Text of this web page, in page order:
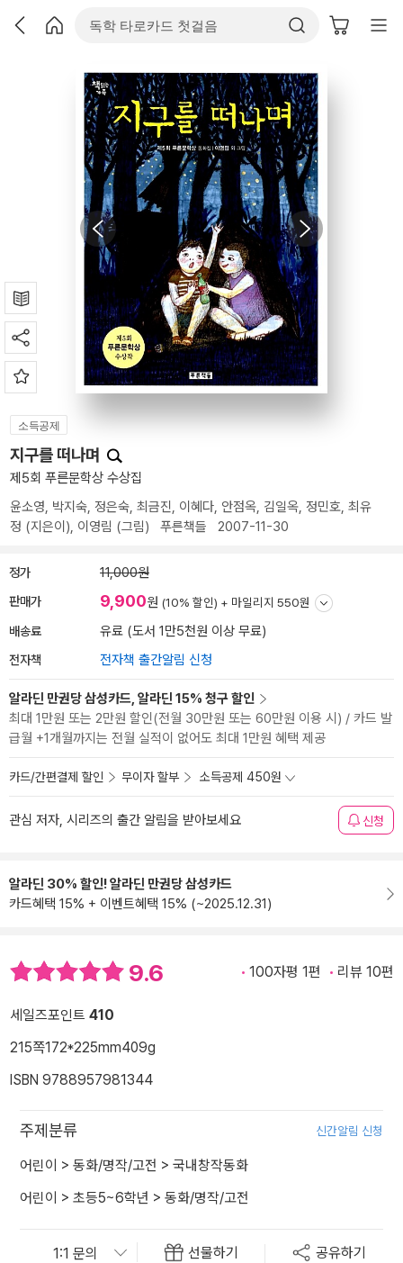
소득공제
지구를 떠나며
제5회 푸른문학상 수상집
윤소영, 박지숙, 정은숙, 최금진, 이혜다, 안점옥, 김일옥, 정민호, 최유
정 (지은이), 이영림 (그림) 푸른책들 2007-11-30
정가 11,000원
판매가 9,900원 (10% 할인) + 마일리지 550원
배송료 유료 (도서 1만5천원 이상 무료)
전자책 전자책 출간알림 신청
알라딘 만권당 삼성카드, 알라딘 15% 청구 할인
최대 1만원 또는 2만원 할인(전월 30만원 또는 60만원 이용 시) / 카드 발
급월 +1개월까지는 전월 실적이 없어도 최대 1만원 혜택 제공
카드/간편결제 할인 무이자 할부 소득공제 450원
관심 저자, 시리즈의 출간 알림을 받아보세요 신청
알라딘 30% 할인! 알라딘 만권당 삼성카드
카드혜택 15% + 이벤트혜택 15% (~2025.12.31)
9.6 100자평 1편 리뷰 10편
세일즈포인트 410
215쪽172*225mm409g
ISBN 9788957981344
주제분류 신간알림 신청
어린이 > 동화/명작/고전 > 국내창작동화
어린이 > 초등5~6학년 > 동화/명작/고전
선물하기 공유하기